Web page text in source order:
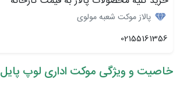
پالاز موکت شعبه مولوی
02155161356
خاصیت و ویژگی موکت اداری لوپ پایل